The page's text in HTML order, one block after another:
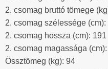
2. csomag bruttó tömege
2. csomag szélessége (cm):
2. csomag hossza (cm): 191
2. csomag magassága
Össztömeg (kg): 94